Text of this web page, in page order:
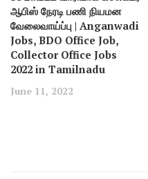
ஆபிஸ் நேரடி பணி நியமன​
வேலைவாய்ப்பு | Anganwadi
Jobs, BDO Office Job,
Collector Office Jobs
2022 in Tamilnadu
June 11, 2022